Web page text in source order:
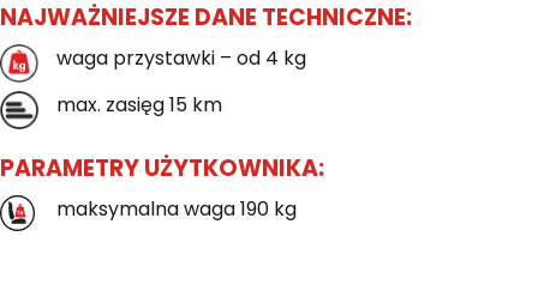
NAJWAŻNIEJSZE DANE TECHNICZNE:
waga przystawki – od 4 kg
max. zasięg 15 km
PARAMETRY UŻYTKOWNIKA:
maksymalna waga 190 kg